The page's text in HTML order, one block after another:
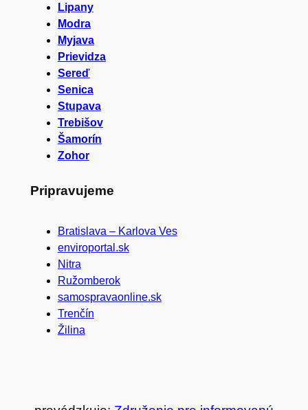
Lipany
Modra
Myjava
Prievidza
Sereď
Senica
Stupava
Trebišov
Šamorín
Zohor
Pripravujeme
Bratislava – Karlova Ves
enviroportal.sk
Nitra
Ružomberok
samospravaonline.sk
Trenčín
Žilina